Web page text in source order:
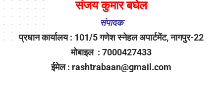
संजय कुमार बघेल
संपादक
प्रधान कार्यालय : 101/5 गणेश स्नेहल अपार्टमेंट, नागपुर-22
मोबाइल : 7000427433
ईमेल : rashtrabaan@gmail.com